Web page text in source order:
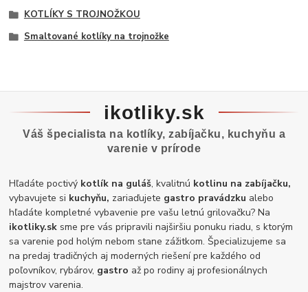
KOTLÍKY S TROJNOŽKOU
Smaltované kotlíky na trojnožke
ikotliky.sk
Váš špecialista na kotlíky, zabíjačku, kuchyňu a
varenie v prírode
Hľadáte poctivý kotlík na guláš, kvalitnú kotlinu na zabíjačku,
vybavujete si kuchyňu, zariaďujete gastro pravádzku alebo
hľadáte kompletné vybavenie pre vašu letnú grilovačku? Na
ikotliky.sk sme pre vás pripravili najširšiu ponuku riadu, s ktorým
sa varenie pod holým nebom stane zážitkom. Špecializujeme sa
na predaj tradičných aj moderných riešení pre každého od
poľovníkov, rybárov, gastro až po rodiny aj profesionálnych
majstrov varenia.